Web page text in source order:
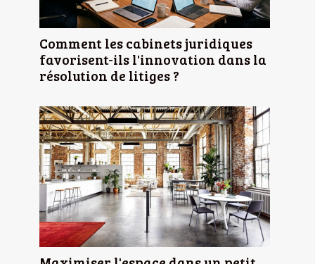
Comment les cabinets juridiques
favorisent-ils l'innovation dans la
résolution de litiges ?